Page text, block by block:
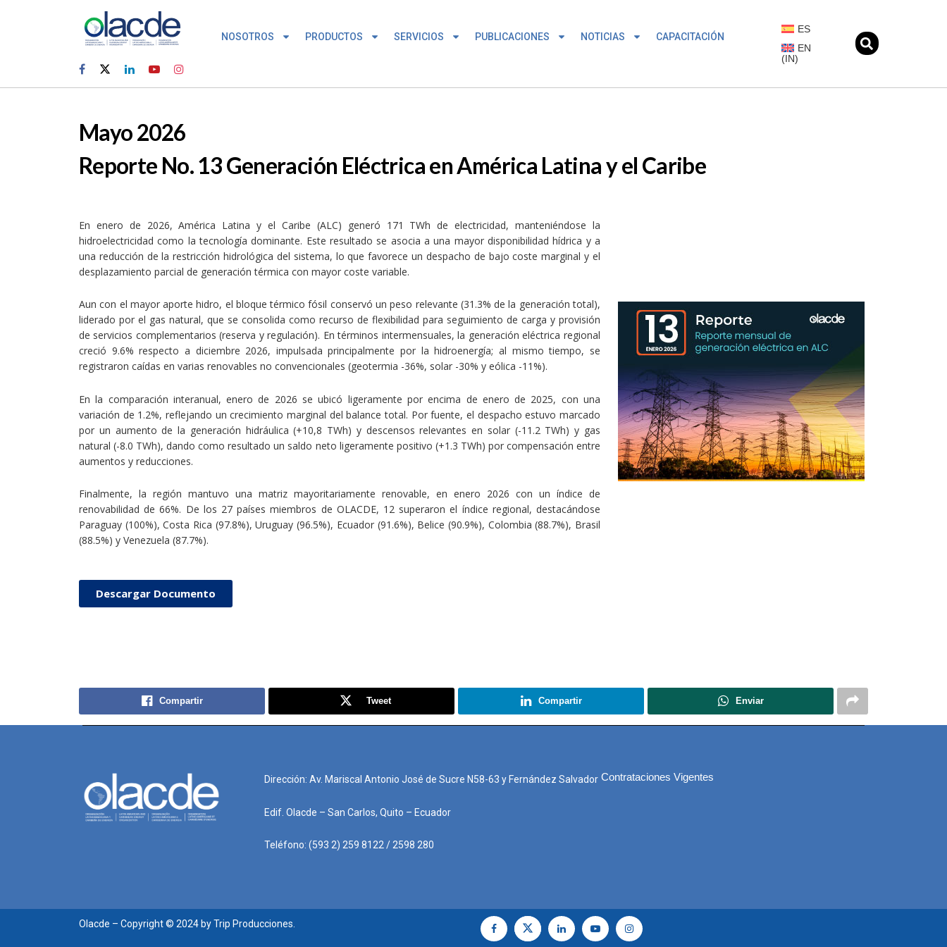
NOSOTROS PRODUCTOS SERVICIOS PUBLICACIONES NOTICIAS CAPACITACIÓN
ES
EN
(IN)
Mayo 2026
Reporte No. 13 Generación Eléctrica en América Latina y el Caribe
En enero de 2026, América Latina y el Caribe (ALC) generó 171 TWh de electricidad, manteniéndose la
hidroelectricidad como la tecnología dominante. Este resultado se asocia a una mayor disponibilidad hídrica y a
una reducción de la restricción hidrológica del sistema, lo que favorece un despacho de bajo coste marginal y el
desplazamiento parcial de generación térmica con mayor coste variable.
Aun con el mayor aporte hidro, el bloque térmico fósil conservó un peso relevante (31.3% de la generación total),
liderado por el gas natural, que se consolida como recurso de flexibilidad para seguimiento de carga y provisión
de servicios complementarios (reserva y regulación). En términos intermensuales, la generación eléctrica regional
creció 9.6% respecto a diciembre 2026, impulsada principalmente por la hidroenergía; al mismo tiempo, se
registraron caídas en varias renovables no convencionales (geotermia -36%, solar -30% y eólica -11%).
En la comparación interanual, enero de 2026 se ubicó ligeramente por encima de enero de 2025, con una
variación de 1.2%, reflejando un crecimiento marginal del balance total. Por fuente, el despacho estuvo marcado
por un aumento de la generación hidráulica (+10,8 TWh) y descensos relevantes en solar (-11.2 TWh) y gas
natural (-8.0 TWh), dando como resultado un saldo neto ligeramente positivo (+1.3 TWh) por compensación entre
aumentos y reducciones.
Finalmente, la región mantuvo una matriz mayoritariamente renovable, en enero 2026 con un índice de
renovabilidad de 66%. De los 27 países miembros de OLACDE, 12 superaron el índice regional, destacándose
Paraguay (100%), Costa Rica (97.8%), Uruguay (96.5%), Ecuador (91.6%), Belice (90.9%), Colombia (88.7%), Brasil
(88.5%) y Venezuela (87.7%).
Descargar Documento
Compartir Tweet Compartir Enviar
Dirección: Av. Mariscal Antonio José de Sucre N58-63 y Fernández Salvador
Edif. Olacde – San Carlos, Quito – Ecuador
Teléfono: (593 2) 259 8122 / 2598 280
Contrataciones Vigentes
Olacde – Copyright © 2024 by Trip Producciones.